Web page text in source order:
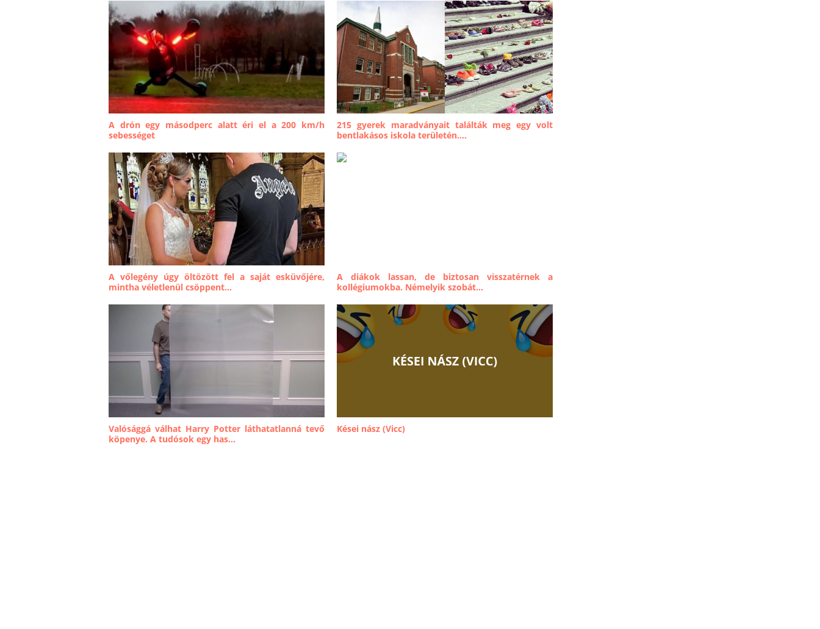
A drón egy másodperc alatt éri el a 200 km/h
sebességet
215 gyerek maradványait találták meg egy volt
bentlakásos iskola területén....
A vőlegény úgy öltözött fel a saját esküvőjére,
mintha véletlenül csöppent...
A diákok lassan, de biztosan visszatérnek a
kollégiumokba. Némelyik szobát...
Valósággá válhat Harry Potter láthatatlanná tevő
köpenye. A tudósok egy has...
Kései nász (Vicc)